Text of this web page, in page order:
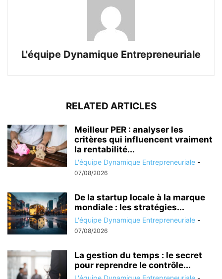
L'équipe Dynamique Entrepreneuriale
RELATED ARTICLES
Meilleur PER : analyser les
critères qui influencent vraiment
la rentabilité...
L'équipe Dynamique Entrepreneuriale -
07/08/2026
De la startup locale à la marque
mondiale : les stratégies...
L'équipe Dynamique Entrepreneuriale -
07/08/2026
La gestion du temps : le secret
pour reprendre le contrôle...